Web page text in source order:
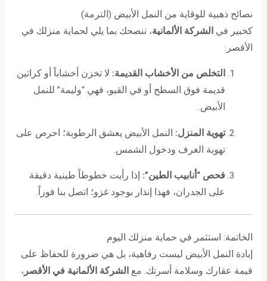
نصائح ذهبية للوقاية من النمل الأبيض (الترمة)
كخبير في الشركة الألمانية، ننصحك بما يلي لحماية منزلك في
الأقصر:
التخلص من الأخشاب القديمة: لا تخزن أخشاباً أو كراتين
قديمة فوق السطح أو في القبو، فهي “وليمة” للنمل
الأبيض.
تهوية المنزل: النمل الأبيض يعشق الرطوبة؛ احرص على
تهوية الغرف ودخول الشمس.
فحص “أنابيب الطين”: إذا رأيت خطوطاً طينية دقيقة
على الجدران، فهذا إنذار بوجود غزو؛ اتصل بنا فوراً.
الخاتمة: استثمر في حماية منزلك اليوم
إبادة النمل الأبيض ليست رفاهية، بل هي ضرورة للحفاظ على
قيمة عقارك وسلامة أسرتك. مع الشركة الألمانية في الأقصر ،